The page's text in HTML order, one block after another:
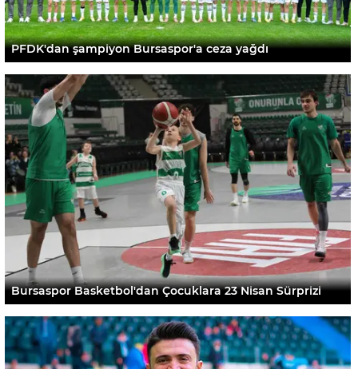
PFDK'dan şampiyon Bursaspor'a ceza yağdı
Bursaspor Basketbol'dan Çocuklara 23 Nisan Sürprizi